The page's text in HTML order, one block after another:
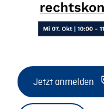
Jetzt anmelden